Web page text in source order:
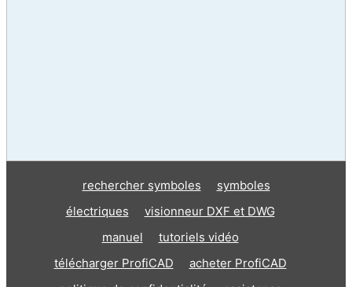
rechercher symboles
symboles
électriques
visionneur DXF et DWG
manuel
tutoriels vidéo
télécharger ProfiCAD
acheter ProfiCAD